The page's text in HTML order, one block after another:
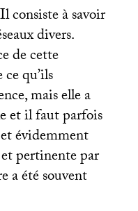
consiste à savoir
divers.
de cette
qu’ils
mais elle a
et il faut parfois
évidemment
pertinente par
a été souvent